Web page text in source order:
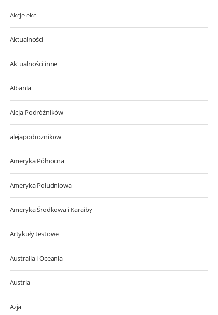
Akcje eko
Aktualności
Aktualności inne
Albania
Aleja Podróżników
alejapodroznikow
Ameryka Północna
Ameryka Południowa
Ameryka Środkowa i Karaiby
Artykuły testowe
Australia i Oceania
Austria
Azja